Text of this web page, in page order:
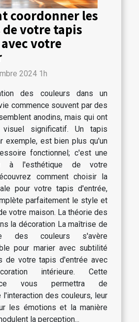
coordonner les
votre tapis
votre
2024 1h
des couleurs dans un
commence souvent par des
anodins, mais qui ont
significatif. Un tapis
exemple, est bien plus qu'un
fonctionnel; c'est une
à l'esthétique de votre
comment choisir la
pour votre tapis d'entrée,
parfaitement le style et
votre maison. La théorie des
la décoration La maîtrise de
des couleurs s'avère
pour marier avec subtilité
de votre tapis d'entrée avec
intérieure. Cette
vous permettra de
l'interaction des couleurs, leur
les émotions et la manière
la perception...